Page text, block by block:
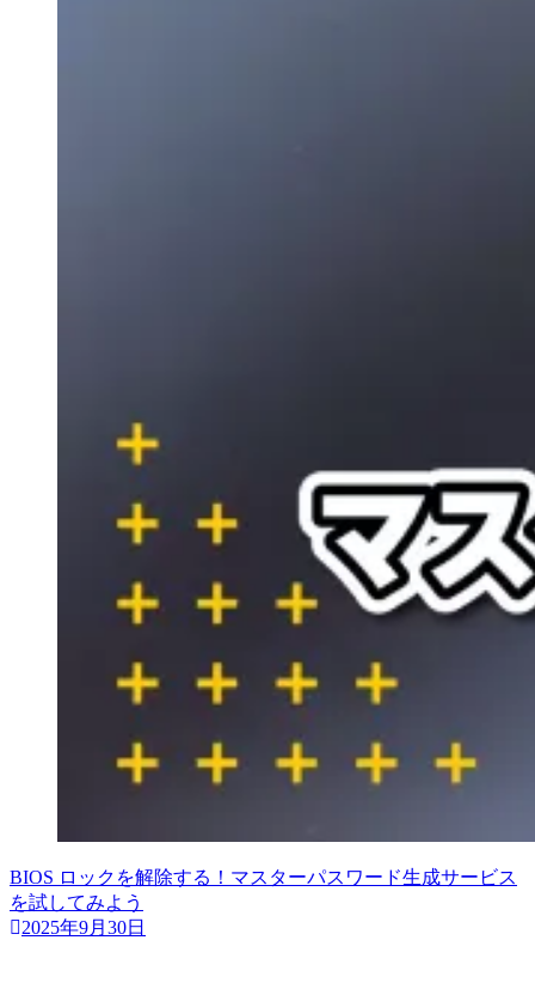
BIOS ロックを解除する！マスターパスワード生成サービス
を試してみよう
2025年9月30日